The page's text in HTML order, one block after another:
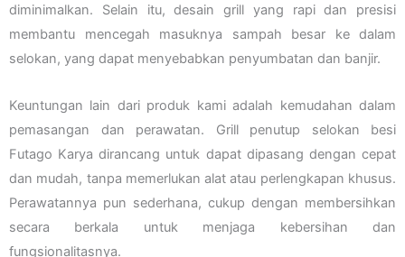
diminimalkan. Selain itu, desain grill yang rapi dan presisi
membantu mencegah masuknya sampah besar ke dalam
selokan, yang dapat menyebabkan penyumbatan dan banjir.
Keuntungan lain dari produk kami adalah kemudahan dalam
pemasangan dan perawatan. Grill penutup selokan besi
Futago Karya dirancang untuk dapat dipasang dengan cepat
dan mudah, tanpa memerlukan alat atau perlengkapan khusus.
Perawatannya pun sederhana, cukup dengan membersihkan
secara berkala untuk menjaga kebersihan dan
fungsionalitasnya.